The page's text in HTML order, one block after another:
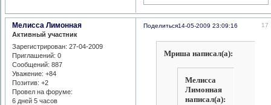
Поделиться 17
14-05-2009 23:09:16
Мелисса Лимонная
Активный участник
Зарегистрирован: 27-04-2009
Приглашений: 0
Сообщений: 887
Уважение: +84
Позитив: +2
Провел на форуме:
6 дней 5 часов
Мриша написал(а):
Мелисса
Лимонная
написал(а):